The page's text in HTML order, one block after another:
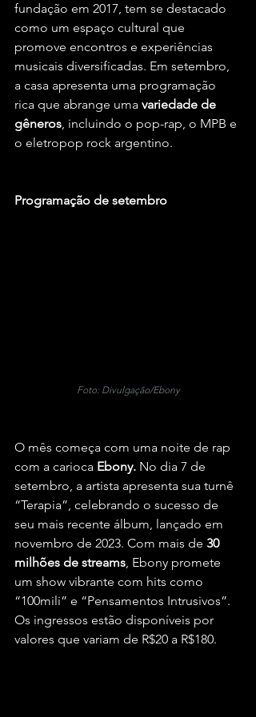
fundação em 2017, tem se destacado
como um espaço cultural que
promove encontros e experiências
musicais diversificadas. Em setembro,
a casa apresenta uma programação
rica que abrange uma variedade de
gêneros, incluindo o pop-rap, o MPB e
o eletropop rock argentino.
Programação de setembro
Foto: Divulgação/Ebony
O mês começa com uma noite de rap
com a carioca Ebony. No dia 7 de
setembro, a artista apresenta sua turnê
“Terapia”, celebrando o sucesso de
seu mais recente álbum, lançado em
novembro de 2023. Com mais de 30
milhões de streams, Ebony promete
um show vibrante com hits como
“100mili” e “Pensamentos Intrusivos”.
Os ingressos estão disponíveis por
valores que variam de R$20 a R$180.